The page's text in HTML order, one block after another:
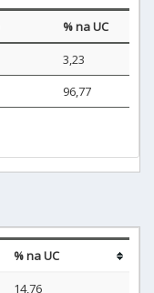
% na UC
3,23
96,77
% na UC
14,76